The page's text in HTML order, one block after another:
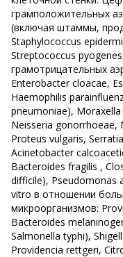
грамположительных
(включая штаммы,
Staphylococcus
Streptococcus
грамотрицательных
Enterobacter cloacae,
Наеmорhilis
рnеumoniае),
Nеissеriа gоnоrrhоеае,
Рroteus vulgaris,
Acinetobacter
Васtеrоidеs fragilis ,
difficile), Pseudomonas
vitro в отношении
микроорганизмов:
Васtеrоidеs
Sаlmоnеllа tурhi),
Providencia rettgeri,